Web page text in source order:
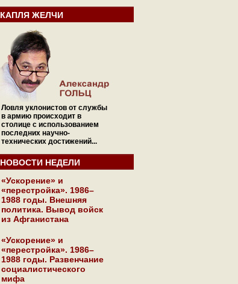
КАПЛЯ ЖЕЛЧИ
Ловля уклонистов от службы
в армию происходит в
столице с использованием
последних научно-
технических достижений...
НОВОСТИ НЕДЕЛИ
«Ускорение» и
«перестройка». 1986–
1988 годы. Внешняя
политика. Вывод войск
из Афганистана
«Ускорение» и
«перестройка». 1986–
1988 годы. Развенчание
социалистического
мифа